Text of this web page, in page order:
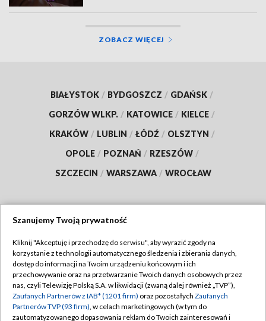
ZOBACZ WIĘCEJ
BIAŁYSTOK / BYDGOSZCZ / GDAŃSK /
GORZÓW WLKP. / KATOWICE / KIELCE /
KRAKÓW / LUBLIN / ŁÓDŹ / OLSZTYN /
OPOLE / POZNAŃ / RZESZÓW /
SZCZECIN / WARSZAWA / WROCŁAW
TVP
Abonament TVP
Emisja w TVP
Centrum informacji TVP
Regulamin TVP
Polityka prywatności
Moje zgody
Szanujemy Twoją prywatność
Kliknij "Akceptuję i przechodzę do serwisu", aby wyrazić zgody na
korzystanie z technologii automatycznego śledzenia i zbierania danych,
dostęp do informacji na Twoim urządzeniu końcowym i ich
przechowywanie oraz na przetwarzanie Twoich danych osobowych przez
nas, czyli Telewizję Polską S.A. w likwidacji (zwaną dalej również „TVP”),
Zaufanych Partnerów z IAB* (1201 firm) oraz pozostałych Zaufanych
Partnerów TVP (93 firm), w celach marketingowych (w tym do
zautomatyzowanego dopasowania reklam do Twoich zainteresowań i